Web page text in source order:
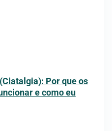
Por que os
e como eu